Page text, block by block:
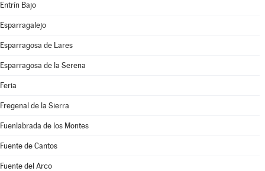
Entrín Bajo
Esparragalejo
Esparragosa de Lares
Esparragosa de la Serena
Feria
Fregenal de la Sierra
Fuenlabrada de los Montes
Fuente de Cantos
Fuente del Arco